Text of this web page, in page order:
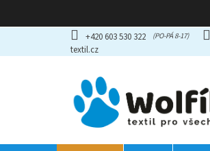
obsah
+420 603 530 322
textil.cz